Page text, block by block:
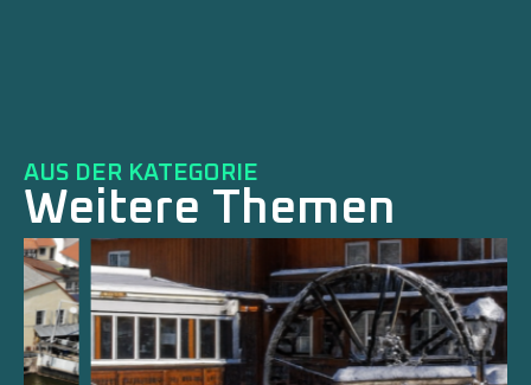
AUS DER KATEGORIE
Weitere Themen